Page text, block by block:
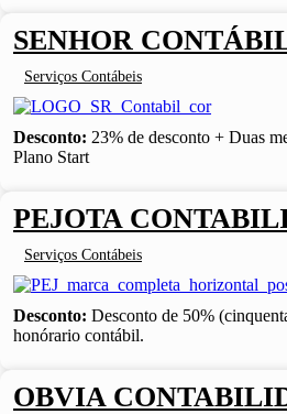
SENHOR
Serviços Contábeis
Desconto: 23% de desconto + Duas
Plano Start
PEJOTA
Serviços Contábeis
Desconto: Desconto de 50%
honórario contábil.
OBVIA